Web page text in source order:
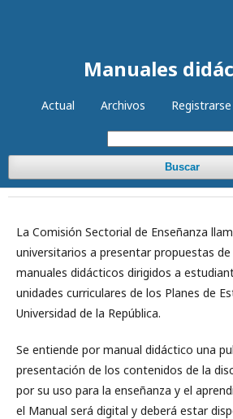
Manuales
Actual Archivos Registrarse
Buscar
La Comisión Sectorial de Enseñanza
universitarios a presentar propuestas
manuales didácticos dirigidos a
unidades curriculares de los Planes de
Universidad de la República.
Se entiende por manual didáctico una
presentación de los contenidos de la
por su uso para la enseñanza y el
el Manual será digital y deberá estar